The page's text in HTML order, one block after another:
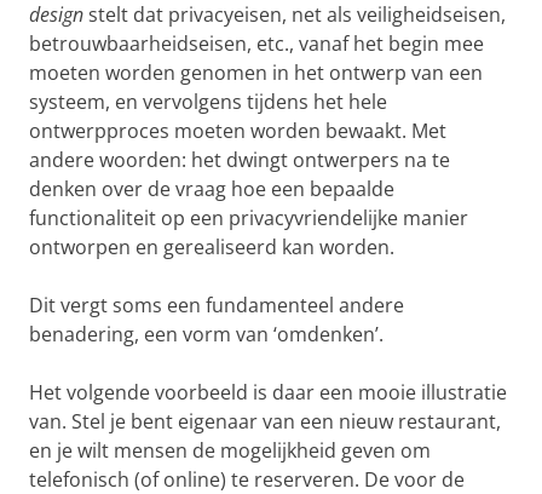
designstelt dat privacyeisen, net als veiligheidseisen,
betrouwbaarheidseisen, etc., vanaf het begin mee
moeten worden genomen in het ontwerp van een
systeem, en vervolgens tijdens het hele
ontwerpproces moeten worden bewaakt. Met
andere woorden: het dwingt ontwerpers na te
denken over de vraag hoe een bepaalde
functionaliteit op een privacyvriendelijke manier
ontworpen en gerealiseerd kan worden.
Dit vergt soms een fundamenteel andere
benadering, een vorm van ‘omdenken’.
Het volgende voorbeeld is daar een mooie illustratie
van. Stel je bent eigenaar van een nieuw restaurant,
en je wilt mensen de mogelijkheid geven om
telefonisch (of online) te reserveren. De voor de